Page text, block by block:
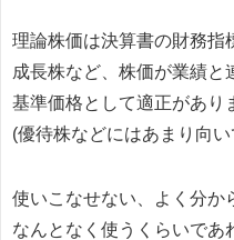
理論株価は決算書の財務指
成長株など、株価が業績と
基準価格として適正があり
(優待株などにはあまり向
使いこなせない、よく分か
なんとなく使うくらいであ